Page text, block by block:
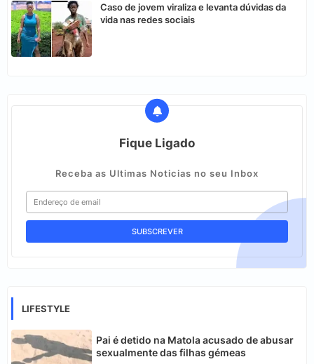
Caso de jovem viraliza e levanta dúvidas da
vida nas redes sociais
Fique Ligado
Receba as Ultimas Noticias no seu Inbox
LIFESTYLE
Pai é detido na Matola acusado de abusar
sexualmente das filhas gémeas